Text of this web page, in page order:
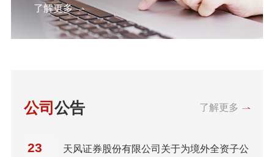
了解更多
公司 公告 了解更多
23
天风证券股份有限公司关于为境外全资子公